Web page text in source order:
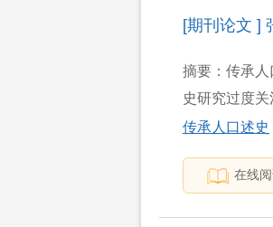
[期刊论文 ]
摘要：传承
史研究过度
传承人口述史
在线